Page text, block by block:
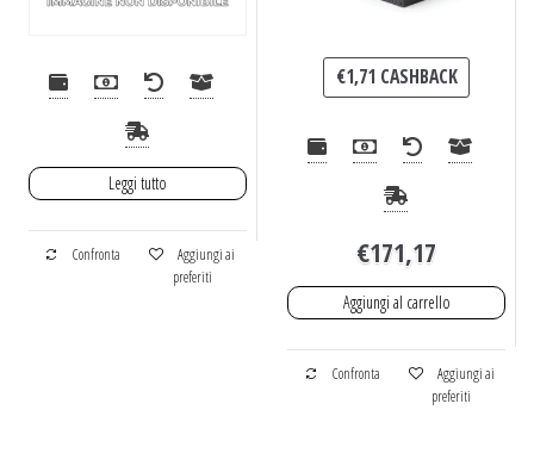
Leggi tutto
Confronta
Aggiungi ai
preferiti
€1,71 CASHBACK
€171,17
Aggiungi al carrello
Confronta
Aggiungi ai
preferiti